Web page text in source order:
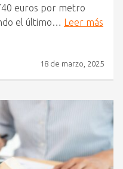
euros por metro
el último…
Leer más
18 de marzo, 2025